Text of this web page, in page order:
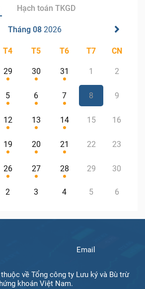
Hạch toán TKGD
Tháng 08 2026
T4 T5 T6 T7 CN
29 30 31 1 2
5 6 7 8 9
12 13 14 15 16
19 20 21 22 23
26 27 28 29 30
2 3 4 5 6
Email
về Tổng công ty Lưu ký và Bù trừ
khoán Việt Nam.